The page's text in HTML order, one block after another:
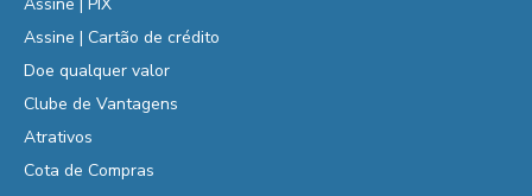
Assine | PIX
Assine | Cartão de crédito
Doe qualquer valor
Clube de Vantagens
Atrativos
Cota de Compras